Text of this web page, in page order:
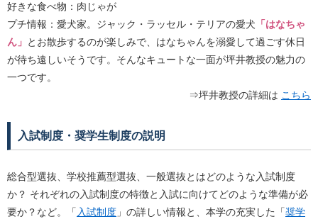
好きな食べ物：肉じゃが
プチ情報：愛犬家。ジャック・ラッセル・テリアの愛犬 「はなちゃ
ん」 とお散歩するのが楽しみで、はなちゃんを溺愛して過ごす休日
が待ち遠しいそうです。そんなキュートな一面が坪井教授の魅力の
一つです。
⇒坪井教授の詳細は こちら
入試制度・奨学生制度の説明
総合型選抜、学校推薦型選抜、一般選抜とはどのような入試制度
か？ それぞれの入試制度の特徴と入試に向けてどのような準備が必
要か？など。「 入試制度 」の詳しい情報と、本学の充実した「奨学